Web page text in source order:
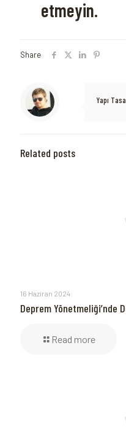
etmeyin.
Share
Yapı
Related posts
16 Haziran 2024
Deprem Yönetmeliği’nde
Read more